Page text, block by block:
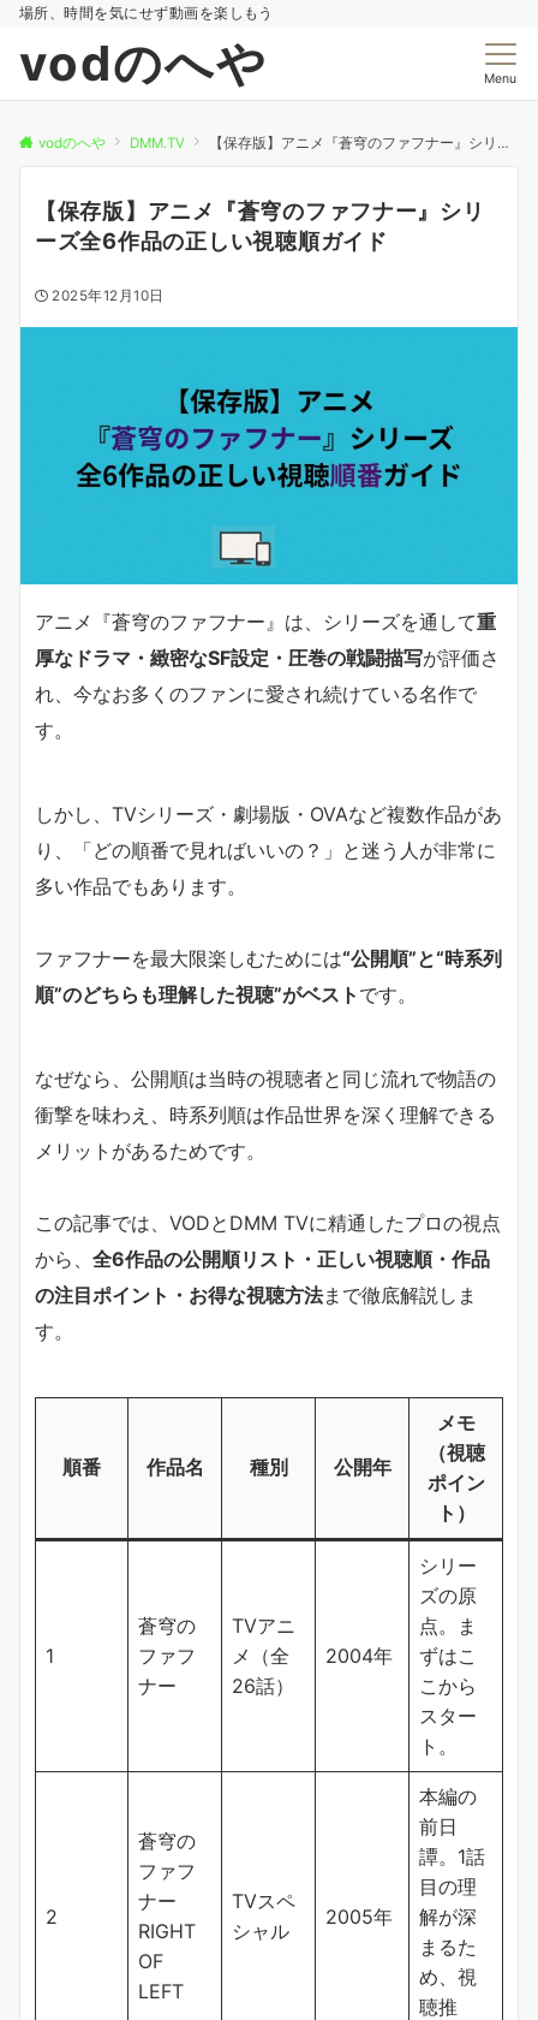
場所、時間を気にせず動画を楽しもう
vodのへや Menu
vodのへや DMM.TV 【保存版】アニメ『蒼穹のファフナー』シリーズ全6作品の正しい視聴順ガイド
【保存版】アニメ『蒼穹のファフナー』シリ
ーズ全6作品の正しい視聴順ガイド
2025年12月10日
アニメ『蒼穹のファフナー』は、シリーズを通して重
厚なドラマ・緻密なSF設定・圧巻の戦闘描写が評価さ
れ、今なお多くのファンに愛され続けている名作で
す。
しかし、TVシリーズ・劇場版・OVAなど複数作品があ
り、「どの順番で見ればいいの？」と迷う人が非常に
多い作品でもあります。
ファフナーを最大限楽しむためには“公開順”と“時系列
順”のどちらも理解した視聴”がベスト です。
なぜなら、公開順は当時の視聴者と同じ流れで物語の
衝撃を味わえ、時系列順は作品世界を深く理解できる
メリットがあるためです。
この記事では、VODとDMM TVに精通したプロの視点
から、 全6作品の公開順リスト・正しい視聴順・作品
の注目ポイント・お得な視聴方法まで徹底解説しま
す。
順番 作品名 種別 公開年
メモ
（視聴
ポイン
ト）
1
蒼穹の
ファフ
ナー
TVアニ
メ（全
26話）
2004年
シリー
ズの原
点。ま
ずはこ
こから
スター
ト。
2
蒼穹の
ファフ
ナー
RIGHT
OF
LEFT
TVスペ
シャル
2005年
本編の
前日
譚。1話
目の理
解が深
まるた
め、視
聴推